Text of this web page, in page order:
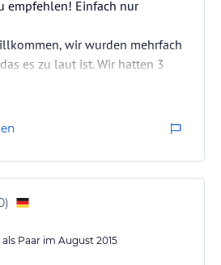
empfehlen! Einfach nur
wir wurden mehrfach
es zu laut ist. Wir hatten 3
leise!
)
als Paar im August 2015